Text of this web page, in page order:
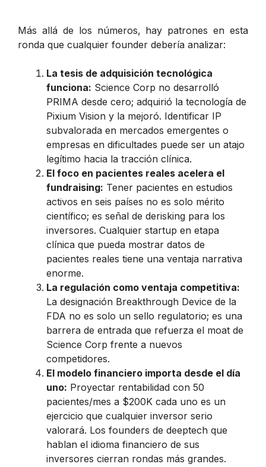
Más allá de los números, hay patrones en esta
ronda que cualquier founder debería analizar:
La tesis de adquisición tecnológica
funciona: Science Corp no desarrolló
PRIMA desde cero; adquirió la tecnología de
Pixium Vision y la mejoró. Identificar IP
subvalorada en mercados emergentes o
empresas en dificultades puede ser un atajo
legítimo hacia la tracción clínica.
El foco en pacientes reales acelera el
fundraising: Tener pacientes en estudios
activos en seis países no es solo mérito
científico; es señal de derisking para los
inversores. Cualquier startup en etapa
clínica que pueda mostrar datos de
pacientes reales tiene una ventaja narrativa
enorme.
La regulación como ventaja competitiva:
La designación Breakthrough Device de la
FDA no es solo un sello regulatorio; es una
barrera de entrada que refuerza el moat de
Science Corp frente a nuevos
competidores.
El modelo financiero importa desde el día
uno: Proyectar rentabilidad con 50
pacientes/mes a $200K cada uno es un
ejercicio que cualquier inversor serio
valorará. Los founders de deeptech que
hablan el idioma financiero de sus
inversores cierran rondas más grandes.